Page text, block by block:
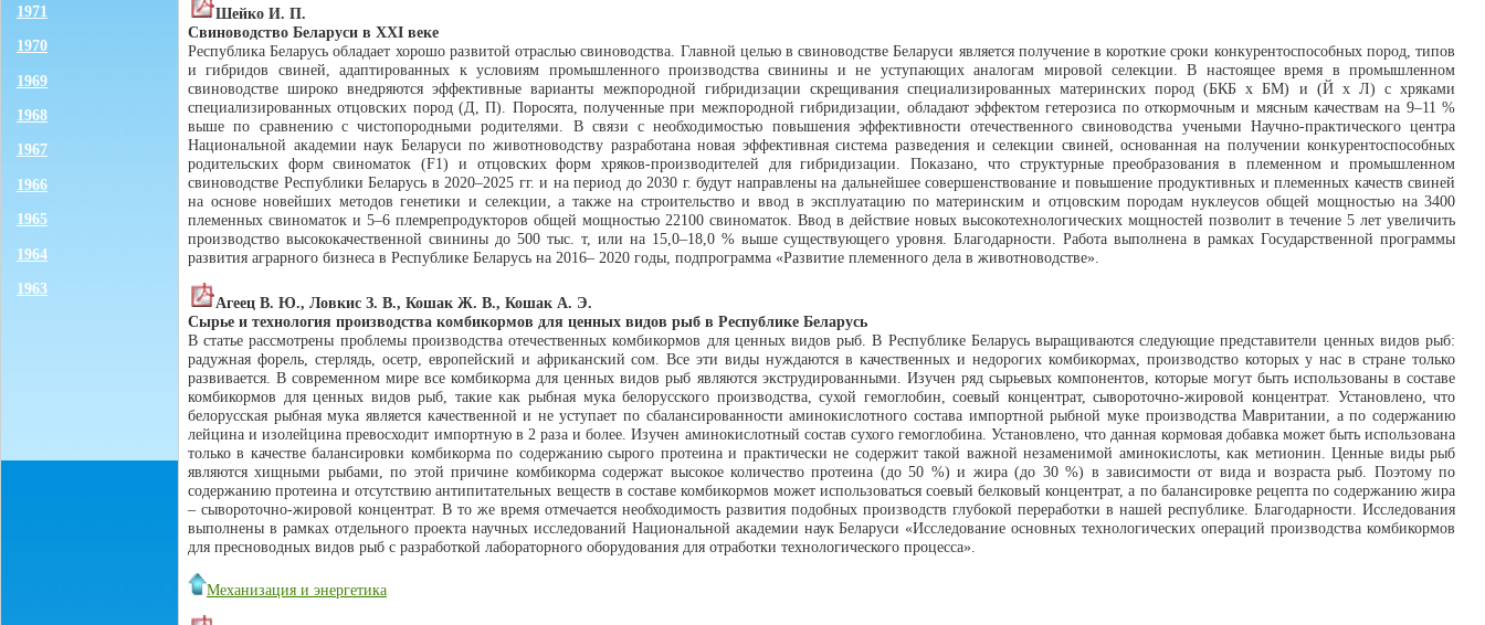
1971
1970
1969
1968
1967
1966
1965
1964
1963
Шейко И. П.
Свиноводство Беларуси в XXI веке
Республика Беларусь обладает хорошо развитой отраслью свиноводства. Главной целью в свиноводстве Беларуси является получение в короткие сроки конкурентоспособных пород, типов
и гибридов свиней, адаптированных к условиям промышленного производства свинины и не уступающих аналогам мировой селекции. В настоящее время в промышленном
свиноводстве широко внедряются эффективные варианты межпородной гибридизации скрещивания специализированных материнских пород (БКБ х БМ) и (Й х Л) с хряками
специализированных отцовских пород (Д, П). Поросята, полученные при межпородной гибридизации, обладают эффектом гетерозиса по откормочным и мясным качествам на 9–11 %
выше по сравнению с чистопородными родителями. В связи с необходимостью повышения эффективности отечественного свиноводства учеными Научно-практического центра
Национальной академии наук Беларуси по животноводству разработана новая эффективная система разведения и селекции свиней, основанная на получении конкурентоспособных
родительских форм свиноматок (F1) и отцовских форм хряков-производителей для гибридизации. Показано, что структурные преобразования в племенном и промышленном
свиноводстве Республики Беларусь в 2020–2025 гг. и на период до 2030 г. будут направлены на дальнейшее совершенствование и повышение продуктивных и племенных качеств свиней
на основе новейших методов генетики и селекции, а также на строительство и ввод в эксплуатацию по материнским и отцовским породам нуклеусов общей мощностью на 3400
племенных свиноматок и 5–6 племрепродукторов общей мощностью 22100 свиноматок. Ввод в действие новых высокотехнологических мощностей позволит в течение 5 лет увеличить
производство высококачественной свинины до 500 тыс. т, или на 15,0–18,0 % выше существующего уровня. Благодарности. Работа выполнена в рамках Государственной программы
развития аграрного бизнеса в Республике Беларусь на 2016– 2020 годы, подпрограмма «Развитие племенного дела в животноводстве».
Агеец В. Ю., Ловкис З. В., Кошак Ж. В., Кошак А. Э.
Сырье и технология производства комбикормов для ценных видов рыб в Республике Беларусь
В статье рассмотрены проблемы производства отечественных комбикормов для ценных видов рыб. В Республике Беларусь выращиваются следующие представители ценных видов рыб:
радужная форель, стерлядь, осетр, европейский и африканский сом. Все эти виды нуждаются в качественных и недорогих комбикормах, производство которых у нас в стране только
развивается. В современном мире все комбикорма для ценных видов рыб являются экструдированными. Изучен ряд сырьевых компонентов, которые могут быть использованы в составе
комбикормов для ценных видов рыб, такие как рыбная мука белорусского производства, сухой гемоглобин, соевый концентрат, сывороточно-жировой концентрат. Установлено, что
белорусская рыбная мука является качественной и не уступает по сбалансированности аминокислотного состава импортной рыбной муке производства Мавритании, а по содержанию
лейцина и изолейцина превосходит импортную в 2 раза и более. Изучен аминокислотный состав сухого гемоглобина. Установлено, что данная кормовая добавка может быть использована
только в качестве балансировки комбикорма по содержанию сырого протеина и практически не содержит такой важной незаменимой аминокислоты, как метионин. Ценные виды рыб
являются хищными рыбами, по этой причине комбикорма содержат высокое количество протеина (до 50 %) и жира (до 30 %) в зависимости от вида и возраста рыб. Поэтому по
содержанию протеина и отсутствию антипитательных веществ в составе комбикормов может использоваться соевый белковый концентрат, а по балансировке рецепта по содержанию жира
– сывороточно-жировой концентрат. В то же время отмечается необходимость развития подобных производств глубокой переработки в нашей республике. Благодарности. Исследования
выполнены в рамках отдельного проекта научных исследований Национальной академии наук Беларуси «Исследование основных технологических операций производства комбикормов
для пресноводных видов рыб с разработкой лабораторного оборудования для отработки технологического процесса».
Механизация и энергетика